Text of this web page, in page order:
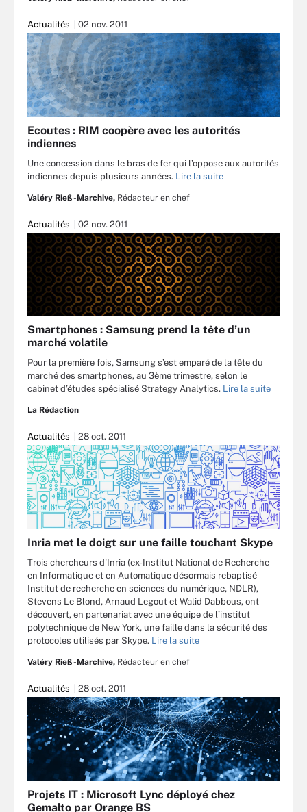
Actualités 02 nov. 2011
Ecoutes : RIM coopère avec les autorités
indiennes
Une concession dans le bras de fer qui l’oppose aux autorités
indiennes depuis plusieurs années. Lire la suite
Valéry Rieß-Marchive, Rédacteur en chef
Actualités 02 nov. 2011
Smartphones : Samsung prend la tête d’un
marché volatile
Pour la première fois, Samsung s’est emparé de la tête du
marché des smartphones, au 3ème trimestre, selon le
cabinet d’études spécialisé Strategy Analytics. Lire la suite
La Rédaction
Actualités 28 oct. 2011
Inria met le doigt sur une faille touchant Skype
Trois chercheurs d'Inria (ex-Institut National de Recherche
en Informatique et en Automatique désormais rebaptisé
Institut de recherche en sciences du numérique, NDLR),
Stevens Le Blond, Arnaud Legout et Walid Dabbous, ont
découvert, en partenariat avec une équipe de l’institut
polytechnique de New York, une faille dans la sécurité des
protocoles utilisés par Skype. Lire la suite
Valéry Rieß-Marchive, Rédacteur en chef
Actualités 28 oct. 2011
Projets IT : Microsoft Lync déployé chez
Gemalto par Orange BS